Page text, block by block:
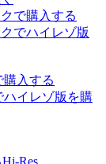
Hi-Res